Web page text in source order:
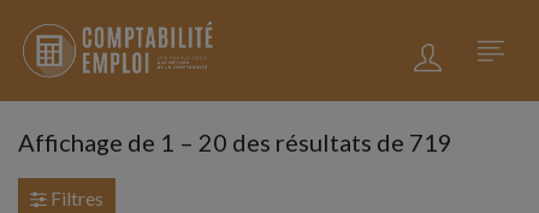
Affichage de 1 – 20 des résultats de 719
Filtres